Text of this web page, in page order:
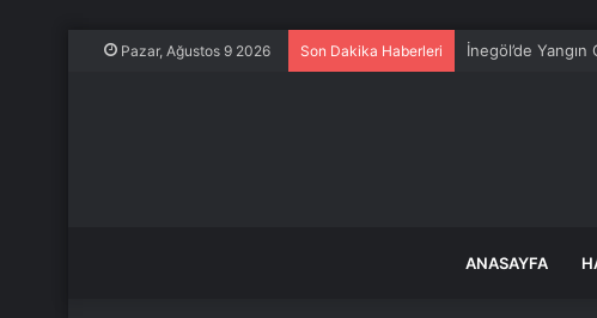
Pazar, Ağustos 9 2026 Son Dakika Haberleri İnegöl’de Yangın
ANASAYFA